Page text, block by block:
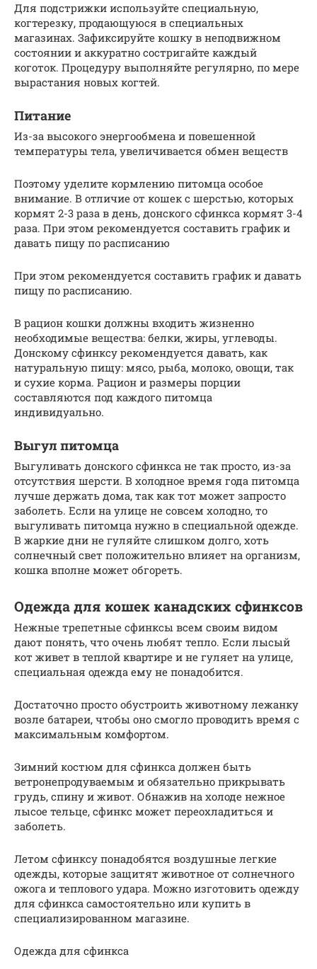
Для подстрижки используйте специальную,
когтерезку, продающуюся в специальных
магазинах. Зафиксируйте кошку в неподвижном
состоянии и аккуратно состригайте каждый
коготок. Процедуру выполняйте регулярно, по мере
вырастания новых когтей.
Питание
Из-за высокого энергообмена и повешенной
температуры тела, увеличивается обмен веществ
Поэтому уделите кормлению питомца особое
внимание. В отличие от кошек с шерстью, которых
кормят 2-3 раза в день, донского сфинкса кормят 3-4
раза. При этом рекомендуется составить график и
давать пищу по расписанию
При этом рекомендуется составить график и давать
пищу по расписанию.
В рацион кошки должны входить жизненно
необходимые вещества: белки, жиры, углеводы.
Донскому сфинксу рекомендуется давать, как
натуральную пищу: мясо, рыба, молоко, овощи, так
и сухие корма. Рацион и размеры порции
составляются под каждого питомца
индивидуально.
Выгул питомца
Выгуливать донского сфинкса не так просто, из-за
отсутствия шерсти. В холодное время года питомца
лучше держать дома, так как тот может запросто
заболеть. Если на улице не совсем холодно, то
выгуливать питомца нужно в специальной одежде.
В жаркие дни не гуляйте слишком долго, хоть
солнечный свет положительно влияет на организм,
кошка вполне может обгореть.
Одежда для кошек канадских сфинксов
Нежные трепетные сфинксы всем своим видом
дают понять, что очень любят тепло. Если лысый
кот живет в теплой квартире и не гуляет на улице,
специальная одежда ему не понадобится.
Достаточно просто обустроить животному лежанку
возле батареи, чтобы оно смогло проводить время с
максимальным комфортом.
Зимний костюм для сфинкса должен быть
ветронепродуваемым и обязательно прикрывать
грудь, спину и живот. Обнажив на холоде нежное
лысое тельце, сфинкс может переохладиться и
заболеть.
Летом сфинксу понадобятся воздушные легкие
одежды, которые защитят животное от солнечного
ожога и теплового удара. Можно изготовить одежду
для сфинкса самостоятельно или купить в
специализированном магазине.
Одежда для сфинкса